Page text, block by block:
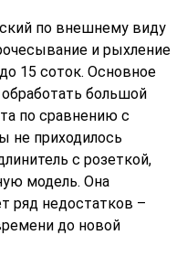
по внешнему виду
и рыхление
15 соток. Основное
большой
по сравнению с
не приходилось
с розеткой,
модель. Она
ряд недостатков –
до новой